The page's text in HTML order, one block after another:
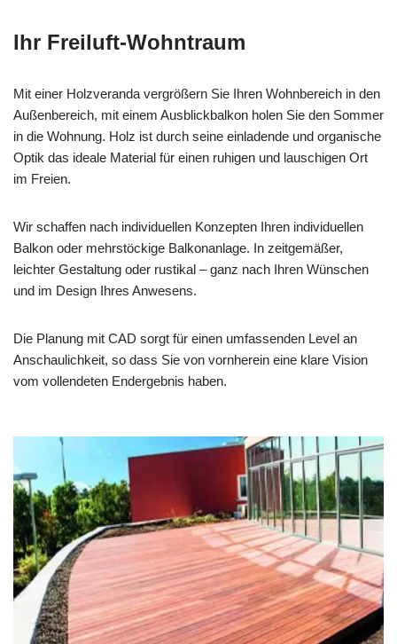
Ihr Freiluft-Wohntraum
Mit einer Holzveranda vergrößern Sie Ihren Wohnbereich in den
Außenbereich, mit einem Ausblickbalkon holen Sie den Sommer
in die Wohnung. Holz ist durch seine einladende und organische
Optik das ideale Material für einen ruhigen und lauschigen Ort
im Freien.
Wir schaffen nach individuellen Konzepten Ihren individuellen
Balkon oder mehrstöckige Balkonanlage. In zeitgemäßer,
leichter Gestaltung oder rustikal – ganz nach Ihren Wünschen
und im Design Ihres Anwesens.
Die Planung mit CAD sorgt für einen umfassenden Level an
Anschaulichkeit, so dass Sie von vornherein eine klare Vision
vom vollendeten Endergebnis haben.